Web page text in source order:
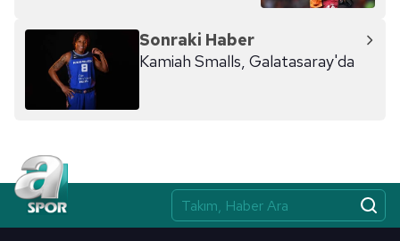
Sonraki Haber
Kamiah Smalls, Galatasaray'da